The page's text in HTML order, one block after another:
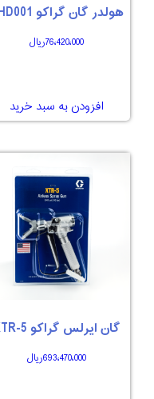
هولدر گان گراکو XHD001
76،420،000ریال
افزودن به سبد خرید
گان ایرلس گراکو XTR-5
693،470،000ریال